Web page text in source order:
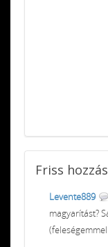
Friss
Levente889
magyarítást?